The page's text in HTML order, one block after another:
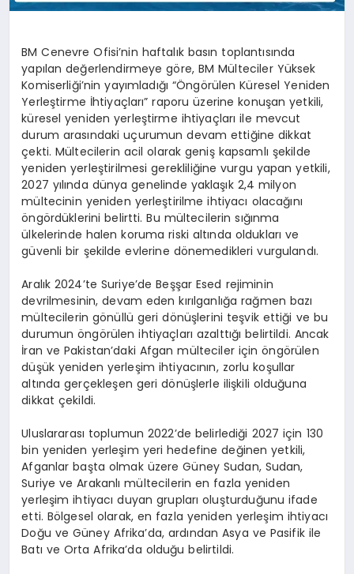
BM Cenevre Ofisi’nin haftalık basın toplantısında
yapılan değerlendirmeye göre, BM Mülteciler Yüksek
Komiserliği’nin yayımladığı “Öngörülen Küresel Yeniden
Yerleştirme İhtiyaçları” raporu üzerine konuşan yetkili,
küresel yeniden yerleştirme ihtiyaçları ile mevcut
durum arasındaki uçurumun devam ettiğine dikkat
çekti. Mültecilerin acil olarak geniş kapsamlı şekilde
yeniden yerleştirilmesi gerekliliğine vurgu yapan yetkili,
2027 yılında dünya genelinde yaklaşık 2,4 milyon
mültecinin yeniden yerleştirilme ihtiyacı olacağını
öngördüklerini belirtti. Bu mültecilerin sığınma
ülkelerinde halen koruma riski altında oldukları ve
güvenli bir şekilde evlerine dönemedikleri vurgulandı.
Aralık 2024’te Suriye’de Beşşar Esed rejiminin
devrilmesinin, devam eden kırılganlığa rağmen bazı
mültecilerin gönüllü geri dönüşlerini teşvik ettiği ve bu
durumun öngörülen ihtiyaçları azalttığı belirtildi. Ancak
İran ve Pakistan’daki Afgan mülteciler için öngörülen
düşük yeniden yerleşim ihtiyacının, zorlu koşullar
altında gerçekleşen geri dönüşlerle ilişkili olduğuna
dikkat çekildi.
Uluslararası toplumun 2022’de belirlediği 2027 için 130
bin yeniden yerleşim yeri hedefine değinen yetkili,
Afganlar başta olmak üzere Güney Sudan, Sudan,
Suriye ve Arakanlı mültecilerin en fazla yeniden
yerleşim ihtiyacı duyan grupları oluşturduğunu ifade
etti. Bölgesel olarak, en fazla yeniden yerleşim ihtiyacı
Doğu ve Güney Afrika’da, ardından Asya ve Pasifik ile
Batı ve Orta Afrika’da olduğu belirtildi.